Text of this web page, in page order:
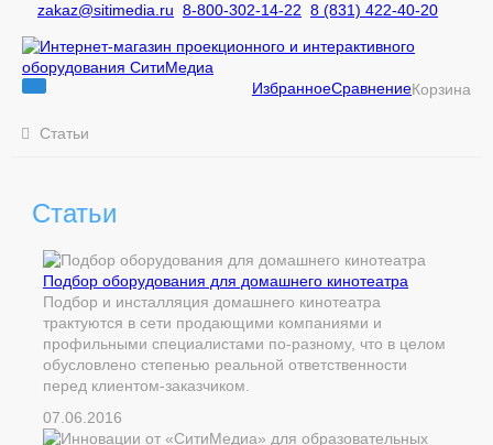
8 (831) 422-40-20
8-800-302-14-22
zakaz@sitimedia.ru
Корзина
Сравнение
Избранное
Статьи
Статьи
Подбор оборудования для домашнего кинотеатра
Подбор и инсталляция домашнего кинотеатра
трактуются в сети продающими компаниями и
профильными специалистами по-разному, что в целом
обусловлено степенью реальной ответственности
перед клиентом-заказчиком.
07.06.2016